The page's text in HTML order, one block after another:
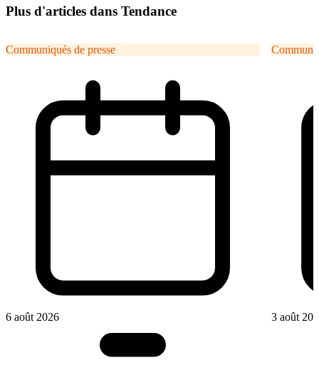
Plus d'articles dans Tendance
Communiqués de presse
6 août 2026 3 août